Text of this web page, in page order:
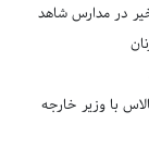
در مدارس شاهد
با وزیر خارجه